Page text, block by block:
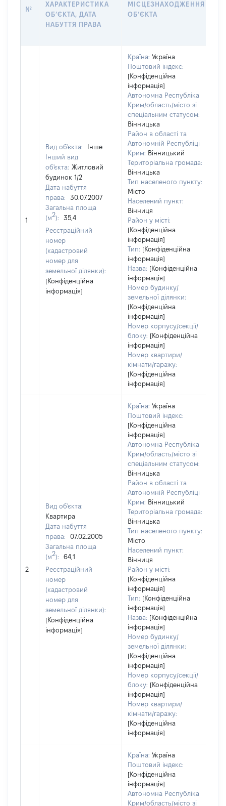
№
ХАРАКТЕРИСТИКА
ОБʼЄКТА, ДАТА
НАБУТТЯ ПРАВА
МІСЦЕЗНАХОДЖЕННЯ
ОБʼЄКТА
1
Вид об'єкта:
Інше
Інший вид
об'єкта: Житловий
будинок 1/2
Дата набуття
права:
30.07.2007
Загальна площа
(м2):
35,4
Реєстраційний
номер
(кадастровий
номер для
земельної ділянки):
[Конфіденційна
інформація]
Країна: Україна
Поштовий індекс:
[Конфіденційна
інформація]
Автономна Республіка
Крим/область/місто зі
спеціальним статусом:
Вінницька
Район в області та
Автономній Республіці
Крим: Вінницький
Територіальна громада:
Вінницька
Тип населеного пункту:
Місто
Населений пункт:
Вінниця
Район у місті:
[Конфіденційна
інформація]
Тип: [Конфіденційна
інформація]
Назва: [Конфіденційна
інформація]
Номер будинку/
земельної ділянки:
[Конфіденційна
інформація]
Номер корпусу/секції/
блоку: [Конфіденційна
інформація]
Номер квартири/
кімнати/гаражу:
[Конфіденційна
інформація]
2
Вид об'єкта:
Квартира
Дата набуття
права:
07.02.2005
Загальна площа
(м2):
64,1
Реєстраційний
номер
(кадастровий
номер для
земельної ділянки):
[Конфіденційна
інформація]
Країна: Україна
Поштовий індекс:
[Конфіденційна
інформація]
Автономна Республіка
Крим/область/місто зі
спеціальним статусом:
Вінницька
Район в області та
Автономній Республіці
Крим: Вінницький
Територіальна громада:
Вінницька
Тип населеного пункту:
Місто
Населений пункт:
Вінниця
Район у місті:
[Конфіденційна
інформація]
Тип: [Конфіденційна
інформація]
Назва: [Конфіденційна
інформація]
Номер будинку/
земельної ділянки:
[Конфіденційна
інформація]
Номер корпусу/секції/
блоку: [Конфіденційна
інформація]
Номер квартири/
кімнати/гаражу:
[Конфіденційна
інформація]
Країна: Україна
Поштовий індекс:
[Конфіденційна
інформація]
Автономна Республіка
Крим/область/місто зі